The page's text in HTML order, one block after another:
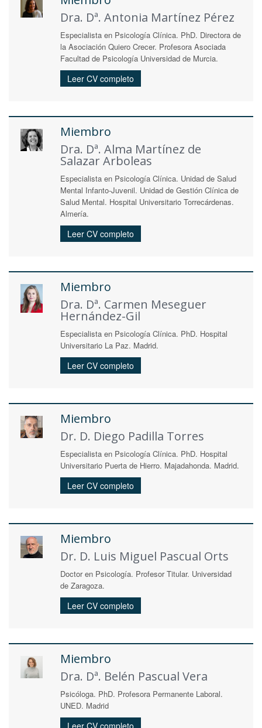
Dra. Dª. Antonia Martínez Pérez
Especialista en Psicología Clínica. PhD. Directora de
la Asociación Quiero Crecer. Profesora Asociada
Facultad de Psicología Universidad de Murcia.
Leer CV completo
Miembro
Dra. Dª. Alma Martínez de
Salazar Arboleas
Especialista en Psicología Clínica. Unidad de Salud
Mental Infanto-Juvenil. Unidad de Gestión Clínica de
Salud Mental. Hospital Universitario Torrecárdenas.
Almería.
Leer CV completo
Miembro
Dra. Dª. Carmen Meseguer
Hernández-Gil
Especialista en Psicología Clínica. PhD. Hospital
Universitario La Paz. Madrid.
Leer CV completo
Miembro
Dr. D. Diego Padilla Torres
Especialista en Psicología Clínica. PhD. Hospital
Universitario Puerta de Hierro. Majadahonda. Madrid.
Leer CV completo
Miembro
Dr. D. Luis Miguel Pascual Orts
Doctor en Psicología. Profesor Titular. Universidad
de Zaragoza.
Leer CV completo
Miembro
Dra. Dª. Belén Pascual Vera
Psicóloga. PhD. Profesora Permanente Laboral.
UNED. Madrid